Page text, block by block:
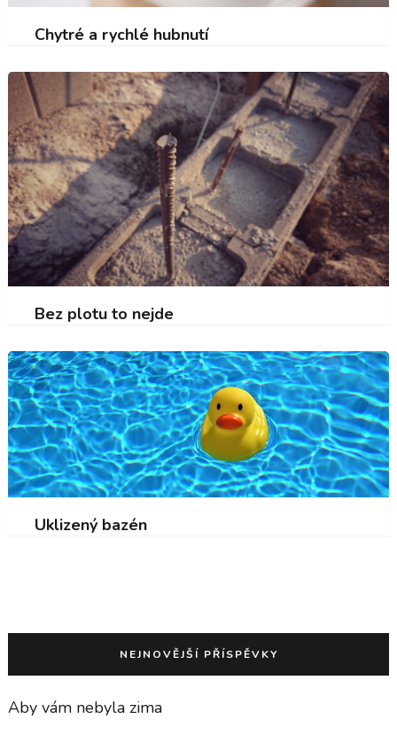
Chytré a rychlé hubnutí
Bez plotu to nejde
Uklizený bazén
NEJNOVĚJŠÍ PŘÍSPĚVKY
Aby vám nebyla zima